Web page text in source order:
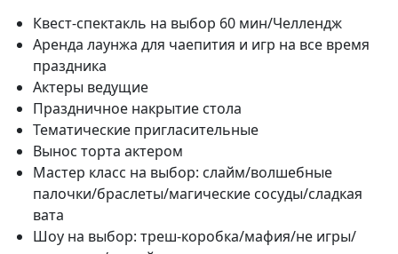
Квест-спектакль на выбор 60 мин/Челлендж
Аренда лаунжа для чаепития и игр на все время
праздника
Актеры ведущие
Праздничное накрытие стола
Тематические пригласительные
Вынос торта актером
Мастер класс на выбор: слайм/волшебные
палочки/браслеты/магические сосуды/сладкая
вата
Шоу на выбор: треш-коробка/мафия/не игры/